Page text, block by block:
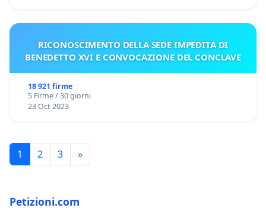
RICONOSCIMENTO DELLA SEDE IMPEDITA DI
BENEDETTO XVI E CONVOCAZIONE DEL CONCLAVE
18 921 firme
5 Firme / 30 giorni
23 Oct 2023
1 2 3 »
Petizioni.com